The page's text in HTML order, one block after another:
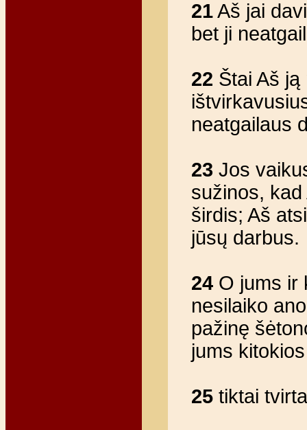
21Aš jai
bet ji
22 Štai Aš
neatgailaus
23 Jos
sužinos,
širdis; Aš
jūsų darbus.
24 O jums ir
nesilaiko
pažinę
jums
25 tiktai